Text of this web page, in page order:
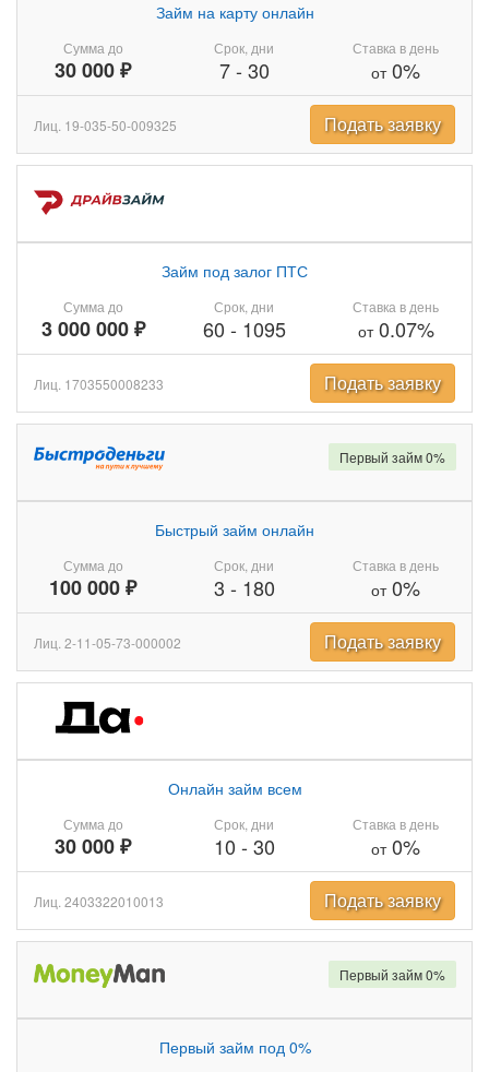
Сумма до
30 000 ₽
Займ на карту онлайн
Срок, дни
7- 30
Ставка в день
от0%
Лиц. 19-035-50-009325 Подать заявку
Сумма до
3 000 000 ₽
Займ под залог ПТС
Срок, дни
60 - 1095
Ставка в день
от0.07%
Лиц. 1703550008233 Подать заявку
Сумма до
100 000 ₽
Быстрый займ онлайн
Срок, дни
3 - 180
Ставка в день
от0%
Первый займ 0%
Лиц. 2-11-05-73-000002 Подать заявку
Сумма до
30 000 ₽
Онлайн займ всем
Срок, дни
10 - 30
Ставка в день
от0%
Лиц. 2403322010013 Подать заявку
Первый займ под 0%
Первый займ 0%